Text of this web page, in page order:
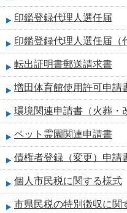
印鑑登録代理人選任届
印鑑登録代理人選任届（
転出証明書郵送請求書
増田体育館使用許可申請
環境関連申請書（火葬・
ペット霊園関連申請書
債権者登録（変更）申請
個人市民税に関する様式
市県民税の特別徴収に関